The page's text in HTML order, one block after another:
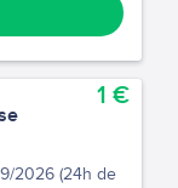
2026 (24h de
1 €